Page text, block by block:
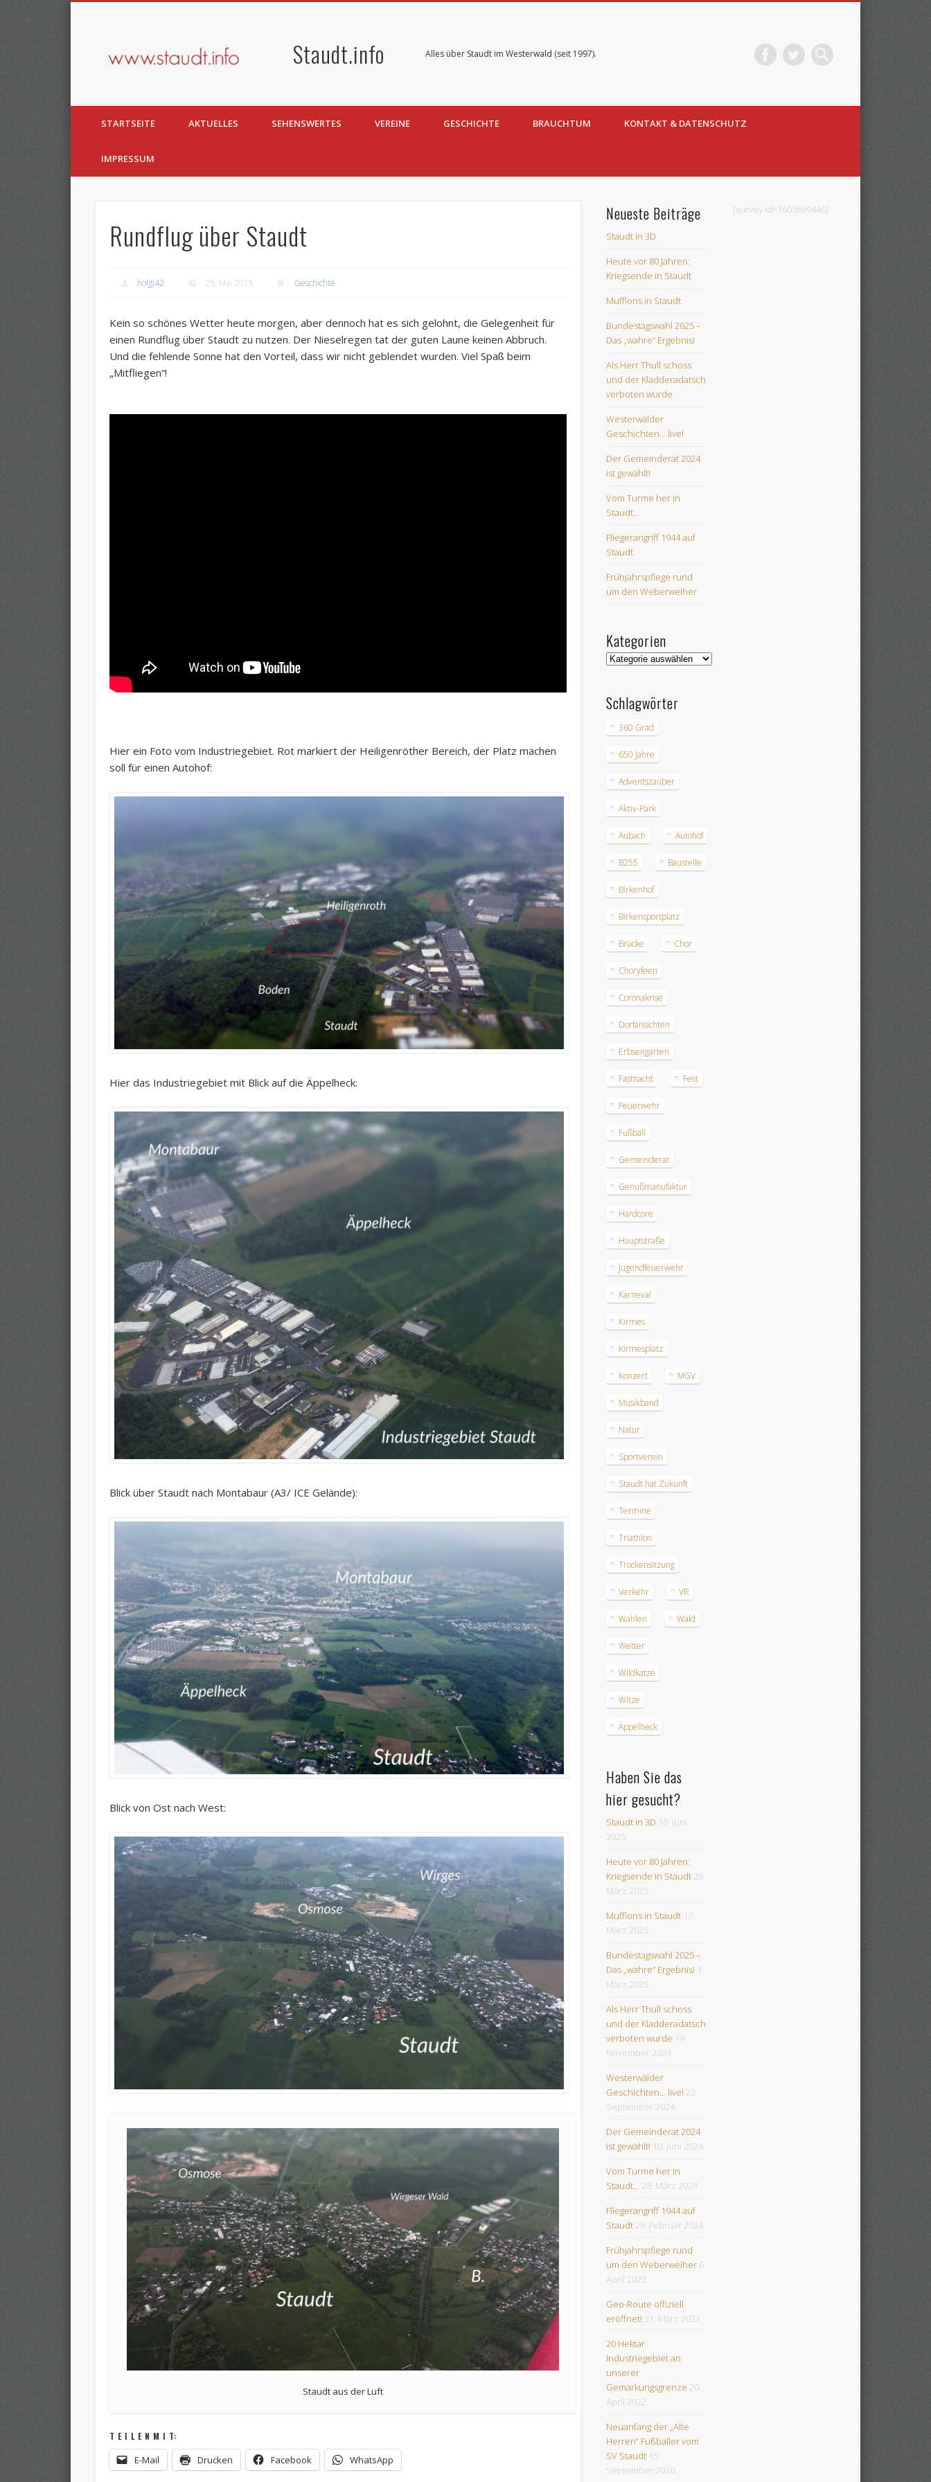
Staudt.info Alles über Staudt im Westerwald (seit 1997).
STARTSEITE AKTUELLES SEHENSWERTES VEREINE GESCHICHTE BRAUCHTUM KONTAKT & DATENSCHUTZ
IMPRESSUM
Rundflug über Staudt
holgi42 25. Mai 2015 Geschichte
Kein so schönes Wetter heute morgen, aber dennoch hat es sich gelohnt, die Gelegenheit für
einen Rundflug über Staudt zu nutzen. Der Nieselregen tat der guten Laune keinen Abbruch.
Und die fehlende Sonne hat den Vorteil, dass wir nicht geblendet wurden. Viel Spaß beim
„Mitfliegen“!
Hier ein Foto vom Industriegebiet. Rot markiert der Heiligenröther Bereich, der Platz machen
soll für einen Autohof:
Hier das Industriegebiet mit Blick auf die Äppelheck:
Blick über Staudt nach Montabaur (A3/ ICE Gelände):
Blick von Ost nach West:
Staudt aus der Luft
T E I L E N M I T:
E-Mail Drucken Facebook WhatsApp
Neueste Beiträge
Staudt in 3D
Heute vor 80 Jahren:
Kriegsende in Staudt
Mufflons in Staudt
Bundestagswahl 2025 –
Das „wahre“ Ergebnis!
Als Herr Thull schoss
und der Kladderadatsch
verboten wurde
Westerwälder
Geschichten… live!
Der Gemeinderat 2024
ist gewählt!
Vom Turme her in
Staudt…
Fliegerangriff 1944 auf
Staudt
Frühjahrspflege rund
um den Weberweiher
Kategorien
Kategorien
Schlagwörter
360 Grad
650 Jahre
Adventszauber
Aktiv-Park
Aubach Autohof
B255 Baustelle
Birkenhof
Birkensportplatz
Brücke Chor
Choryfeen
Coronakrise
Dorfansichten
Erbsengarten
Fastnacht Fest
Feuerwehr
Fußball
Gemeinderat
Genußmanufaktur
Hardcore
Hauptstraße
Jugendfeuerwehr
Karneval
Kirmes
Kirmesplatz
Konzert MGV
Musikband
Natur
Sportverein
Staudt hat Zukunft
Termine
Triathlon
Trockensitzung
Verkehr VR
Wahlen Wald
Wetter
Wildkatze
Witze
Äppelheck
Haben Sie das
hier gesucht?
Staudt in 3D 10. Juni
2025
Heute vor 80 Jahren:
Kriegsende in Staudt 26.
März 2025
Mufflons in Staudt 17.
März 2025
Bundestagswahl 2025 –
Das „wahre“ Ergebnis! 1.
März 2025
Als Herr Thull schoss
und der Kladderadatsch
verboten wurde 19.
November 2024
Westerwälder
Geschichten… live! 22.
September 2024
Der Gemeinderat 2024
ist gewählt! 10. Juni 2024
Vom Turme her in
Staudt…
28. März 2024
Fliegerangriff 1944 auf
Staudt 29. Februar 2024
Frühjahrspflege rund
um den Weberweiher 6.
April 2023
Geo-Route offiziell
eröffnet! 31. März 2023
20 Hektar
Industriegebiet an
unserer
Gemarkungsgrenze 20.
April 2022
Neuanfang der „Alte
Herren“ Fußballer vom
SV Staudt 15.
September 2020
[survey id=1605669446]